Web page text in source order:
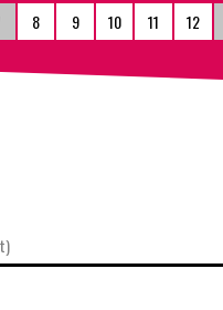
8 9 10 11 12